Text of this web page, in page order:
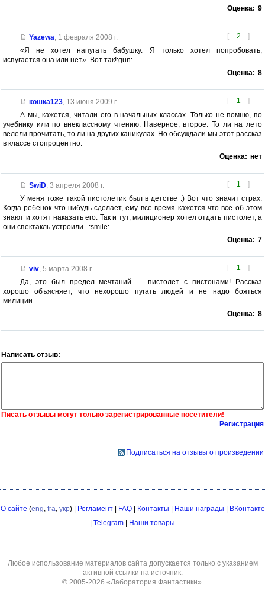
Оценка: 9
[ 2 ]
Yazewa 1 февраля 2008 г.
«Я не хотел напугать бабушку. Я только хотел попробовать,
испугается она или нет». Вот так!:gun:
Оценка: 8
[ 1 ]
кошка123, 13 июня 2009 г.
А мы, кажется, читали его в начальных классах. Только не помню, по
учебнику или по внеклассному чтению. Наверное, второе. То ли на лето
велели прочитать, то ли на других каникулах. Но обсуждали мы этот рассказ
в классе стопроцентно.
Оценка: нет
[ 1 ]
SwiD, 3 апреля 2008 г.
У меня тоже такой пистолетик был в детстве :) Вот что значит страх.
Когда ребенок что-нибудь сделает, ему все время кажется что все об этом
знают и хотят наказать его. Так и тут, милиционер хотел отдать пистолет, а
они спектакль устроили...:smile:
Оценка: 7
[ 1 ]
viv, 5 марта 2008 г.
Да, это был предел мечтаний — пистолет с пистонами! Рассказ
хорошо объясняет, что нехорошо пугать людей и не надо бояться
милиции...
Оценка: 8
Написать отзыв:
Писать отзывы могут только зарегистрированные посетители!
Регистрация
Подписаться на отзывы о произведении
О сайте (eng fra укр) | Регламент| FAQ| Контакты | Наши награды | ВКонтакте
| Telegram | Наши товары
Любое использование материалов сайта допускается только с указанием
активной ссылки на источник.
© 2005-2026 «Лаборатория Фантастики»